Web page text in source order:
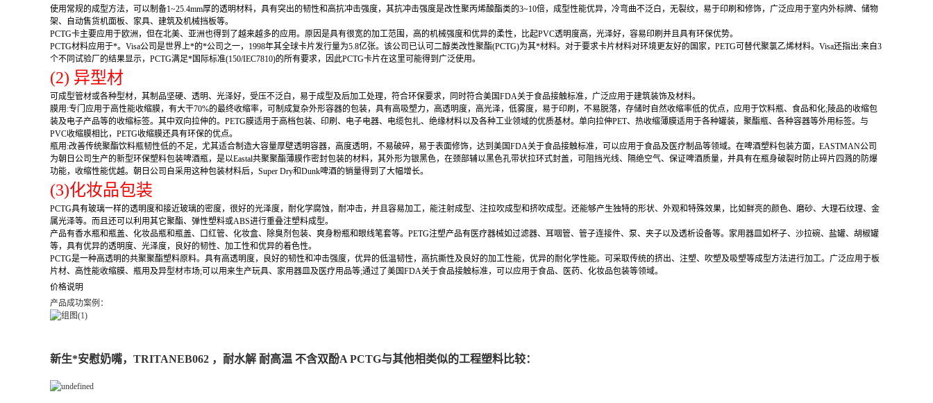
使用常规的成型方法，可以制备1~25.4mm厚的透明材料，具有突出的韧性和高抗冲击强度，其抗冲击强度是改性聚丙烯酸酯类的3~10倍，成型性能优异，冷弯曲不泛白，无裂纹，易于印刷和修饰，广泛应用于室内外标牌、储物
架、自动售货机面板、家具、建筑及机械挡板等。
PCTG卡主要应用于欧洲，但在北美、亚洲也得到了越来越多的应用。原因是具有很宽的加工范围，高的机械强度和优异的柔性，比起PVC透明度高，光泽好，容易印刷并且具有环保优势。
PCTG材料应用于*。Visa公司是世界上*的*公司之一，1998年其全球卡片发行量为5.8亿张。该公司已认可二醇类改性聚酯(PCTG)为其*材料。对于要求卡片材料对环境更友好的国家，PETG可替代聚氯乙烯材料。Visa还指出:来自3
个不同试验厂的结果显示，PCTG满足*国际标准(150/IEC7810)的所有要求，因此PCTG卡片在这里可能得到广泛使用。
(2) 异型材
可成型管材或各种型材，其制品坚硬、透明、光泽好，受压不泛白，易于成型及后加工处理，符合环保要求，同时符合美国FDA关于食品接触标准，广泛应用于建筑装饰及材料。
膜用:专门应用于高性能收缩膜，有大干70%的最终收缩率，可制成复杂外形容器的包装，具有高吸塑力，高透明度，高光泽，低雾度，易于印刷，不易脱落，存储时自然收缩率低的优点，应用于饮料瓶、食品和化;陵品的收缩包
装及电子产品等的收缩标签。其中双向拉伸的。PETG膜适用于高档包装、印刷、电子电器、电缆包扎、绝缘材料以及各种工业领域的优质基材。单向拉伸PET、热收缩薄膜适用于各种罐装，聚酯瓶、各种容器等外用标签。与
PVC收缩膜相比，PETG收缩膜还具有环保的优点。
瓶用:改善传统聚酯饮料瓶韧性低的不足，尤其适合制造大容量厚壁透明容器，高度透明，不易破碎，易于表面修饰，达到美国FDA关于食品接触标准，可以应用于食品及医疗制品等领域。在啤酒塑料包装方面，EASTMAN公司
为朝日公司生产的新型环保塑料包装啤酒瓶，是以Eastal共聚聚酯薄膜作密封包装的材料，其外形为银黑色，在颈部辅以黑色孔带状拉环式封盖，可阻挡光线、隔绝空气、保证啤酒质量，并具有在瓶身破裂时防止碎片四溅的防爆
功能，收缩性能优越。朝日公司自采用这种包装材料后，Super Dry和Dunk啤酒的销量得到了大幅增长。
(3)化妆品包装
PCTG具有玻璃一样的透明度和接近玻璃的密度，很好的光泽度，耐化学腐蚀，耐冲击，并且容易加工，能注射成型、注拉吹成型和挤吹成型。还能够产生独特的形状、外观和特殊效果，比如鲜亮的颜色、磨砂、大理石纹理、金
属光泽等。而且还可以利用其它聚酯、弹性塑料或ABS进行重叠注塑料成型。
产品有香水瓶和瓶盖、化妆品瓶和瓶盖、口红管、化妆盒、除臭剂包装、爽身粉瓶和眼线笔套等。PETG注塑产品有医疗器械如过滤器、耳咽管、管子连接件、泵、夹子以及透析设备等。家用器皿如杯子、沙拉碗、盐罐、胡椒罐
等，具有优异的透明度、光泽度，良好的韧性、加工性和优异的着色性。
PCTG是一种高透明的共聚聚酯塑料原料。具有高透明度，良好的韧性和冲击强度，优异的低温韧性，高抗撕性及良好的加工性能，优异的耐化学性能。可采取传统的挤出、注塑、吹塑及吸塑等成型方法进行加工。广泛应用于板
片材、高性能收缩膜、瓶用及异型材市场;可以用来生产玩具、家用器皿及医疗用品等;通过了美国FDA关于食品接触标准，可以应用于食品、医药、化妆品包装等领域。
价格说明
产品成功案例：
新生*安慰奶嘴，TRITANEB062 ，耐水解 耐高温 不含双酚A PCTG与其他相类似的工程塑料比较：